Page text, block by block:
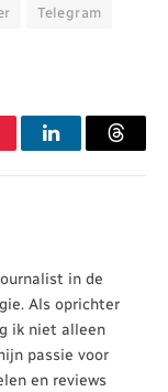
Telegram
LinkedIn
in de
Als oprichter
ik niet alleen
passie voor
en reviews